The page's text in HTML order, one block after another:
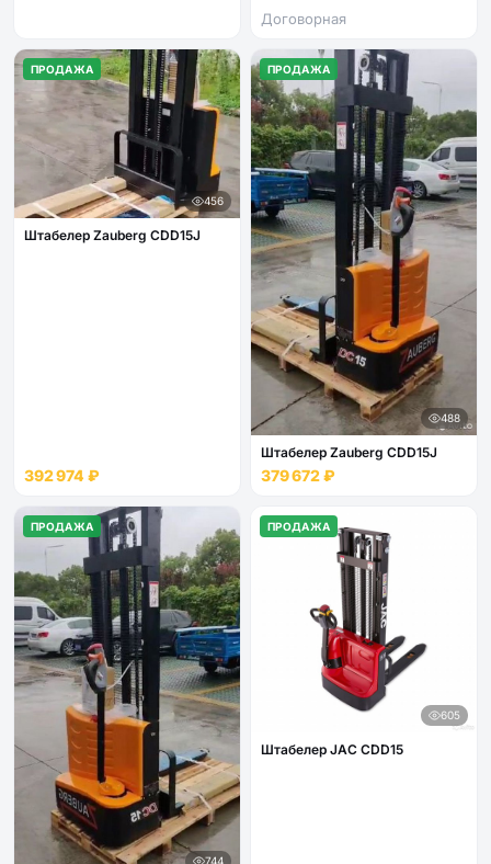
Договорная
ПРОДАЖА
456
Штабелер Zauberg CDD15J
392 974 ₽
ПРОДАЖА
488
Штабелер Zauberg CDD15J
379 672 ₽
ПРОДАЖА
744
ПРОДАЖА
605
Штабелер JAC CDD15